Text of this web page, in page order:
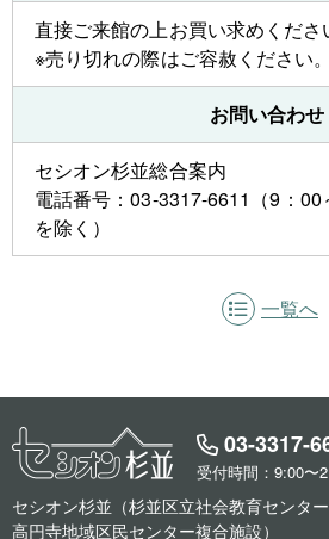
直接ご来館の上お買い求めくださ
※売り切れの際はご容赦ください。
お問い合わせ
セシオン杉並総合案内
電話番号：03-3317-6611（9：
を除く）
一覧へ
03-3317-
受付時間：9:00〜
セシオン杉並（杉並区立社会教育センタ
高円寺地域区民センター複合施設）